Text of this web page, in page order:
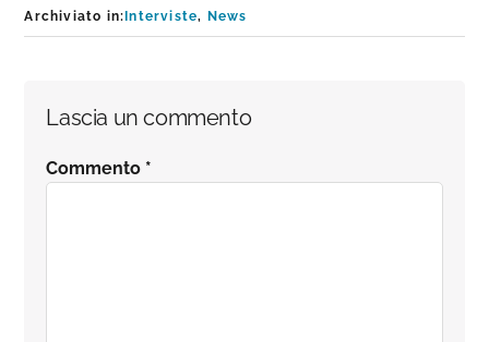
Archiviato in: Interviste, News
Interazioni
del
Lascia un commento
Commento *